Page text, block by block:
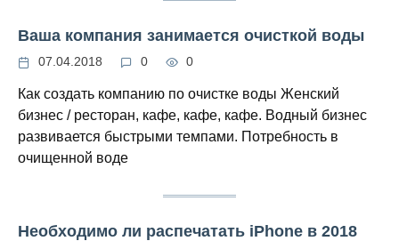
Ваша компания занимается очисткой воды
07.04.2018 0 0
Как создать компанию по очистке воды Женский
бизнес / ресторан, кафе, кафе, кафе. Водный бизнес
развивается быстрыми темпами. Потребность в
очищенной воде
Необходимо ли распечатать iPhone в 2018